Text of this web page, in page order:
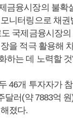
금융시장의 불확
니터링으로 채
도 국제금융시장
을 적극 활용해
하는 데 노력할
46개 투자자가
달러(약 7883억
졌다.